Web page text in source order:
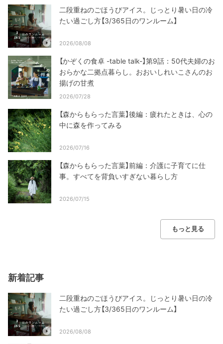
二段重ねのごほうびアイス。じっとり暑い日の冷
たい過ごし方【3/365日のワンルーム】
2026/08/08
【かぞくの食卓 -table talk-】第9話：50代夫婦のお
おらかな二拠点暮らし。おおいしれいこさんのお
揚げの甘煮
2026/07/28
【森からもらった言葉】後編：疲れたときは、心の
中に森を作ってみる
2026/07/16
【森からもらった言葉】前編：介護に子育てに仕
事。すべてを背負いすぎない暮らし方
2026/07/15
もっと見る
新着記事
二段重ねのごほうびアイス。じっとり暑い日の冷
たい過ごし方【3/365日のワンルーム】
2026/08/08